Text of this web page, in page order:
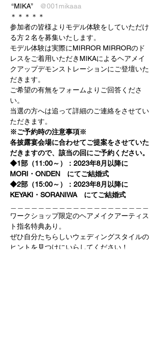
“MIKA”
@001mikaaa
＊＊＊＊＊
参加者の皆様よりモデル体験をしていただけ
る方２名を募集いたします。
モデル体験は実際にMIRROR MIRRORのド
レスをご着用いただきMIKAによるヘアメイ
クアップデモンストレーションにご登壇いた
だきます。
ご希望の有無をフォームよりご回答くださ
い。
当選の方へは追って詳細のご連絡をさせてい
ただきます。
※ご予約時の注意事項※
各披露宴会場に合わせてご提案をさせていた
だきますので、該当の回にご予約ください。
◆1部（11:00～）：2023年8月以降に
MORI・ONDEN　にてご結婚式
◆2部（15:00～）：2023年8月以降に
KEYAKI・SORANIWA　にてご結婚式
ワークショップ限定のヘアメイクアーティス
ト指名特典あり。
ぜひ自分たちらしいウェディングスタイルの
ヒントを見つけにいらしてください！